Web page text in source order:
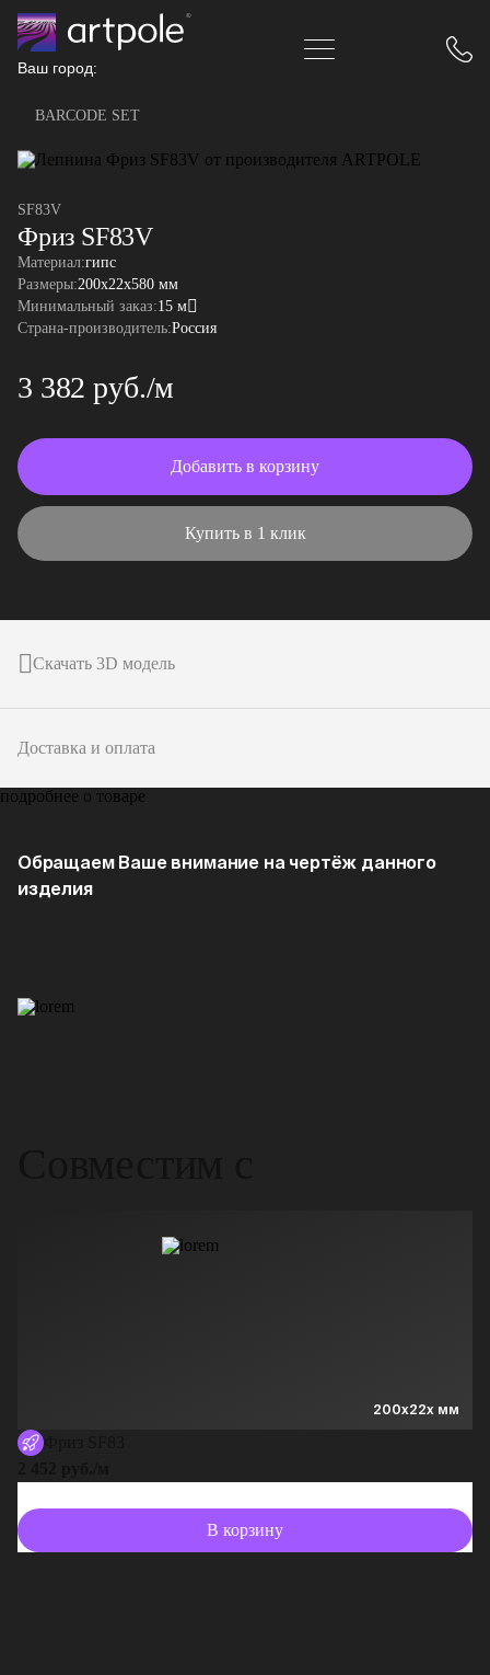
Ваш город:
BARCODE SET
SF83V
Фриз SF83V
Материал:гипс
Размеры:200x22x580 мм
Минимальный заказ:15 м
Страна-производитель:Россия
3 382 руб./м
Добавить в корзину
Купить в 1 клик
Скачать 3D модель
Доставка и оплата
подробнее о товаре
Обращаем Ваше внимание на чертёж данного
изделия
200x22x мм
В корзину